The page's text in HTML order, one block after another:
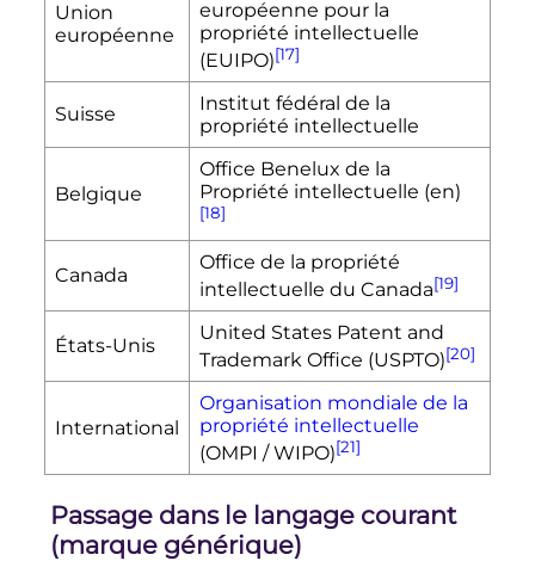
Union
européenne
européenne pour la
propriété intellectuelle
(EUIPO)[17]
Suisse
Institut fédéral de la
propriété intellectuelle
Belgique
Office Benelux de la
Propriété intellectuelle (en)
[18]
Canada
Office de la propriété
intellectuelle du Canada[19]
États-Unis
United States Patent and
Trademark Office (USPTO)[20]
International
Organisation mondiale de la
propriété intellectuelle
(OMPI / WIPO)[21]
Passage dans le langage courant
(marque générique)